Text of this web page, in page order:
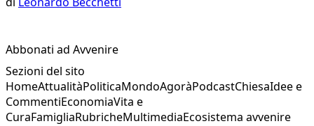
Abbonati ad Avvenire
Sezioni del sito
HomeAttualitàPoliticaMondoAgoràPodcastChiesaIdee e
CommentiEconomiaVita e
CuraFamigliaRubricheMultimediaEcosistema avvenire